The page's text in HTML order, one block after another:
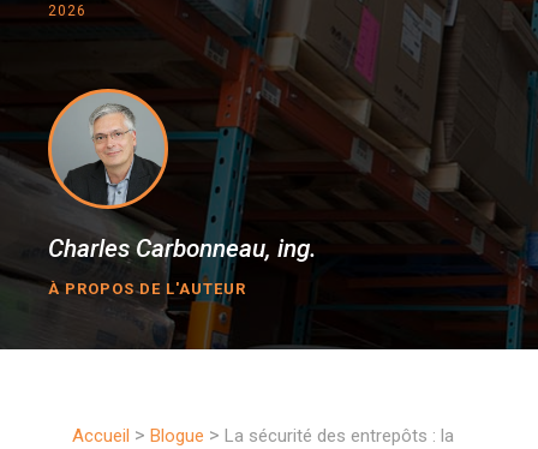
2026
Charles Carbonneau, ing.
À PROPOS DE L'AUTEUR
Accueil > Blogue > La sécurité des entrepôts : la